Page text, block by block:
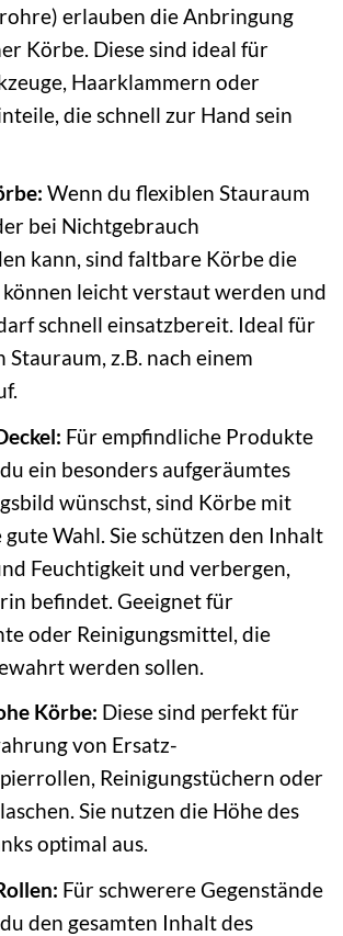
erlauben die Anbringung
Körbe. Diese sind ideal für
Haarklammern oder
die schnell zur Hand sein
Wenn du flexiblen Stauraum
bei Nichtgebrauch
kann, sind faltbare Körbe die
können leicht verstaut werden und
schnell einsatzbereit. Ideal für
z.B. nach einem
Für empfindliche Produkte
ein besonders aufgeräumtes
wünschst, sind Körbe mit
gute Wahl. Sie schützen den Inhalt
Feuchtigkeit und verbergen,
befindet. Geeignet für
oder Reinigungsmittel, die
werden sollen.
Körbe: Diese sind perfekt für
von Ersatz-
Reinigungstüchern oder
Sie nutzen die Höhe des
optimal aus.
Für schwerere Gegenstände
den gesamten Inhalt des